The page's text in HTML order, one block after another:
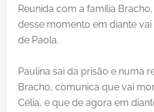
Reunida com a família
desse momento em diante
de Paola.
Paulina sai da prisão e numa
Bracho, comunica que vai
Célia, e que de agora em